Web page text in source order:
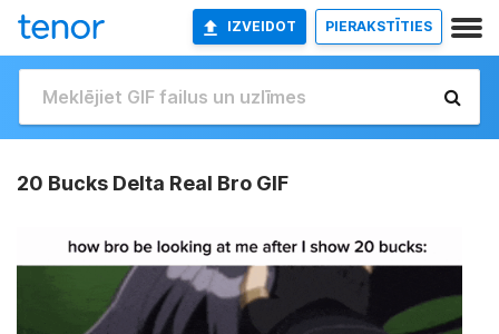
IZVEIDOT PIERAKSTĪTIES
20 Bucks Delta Real Bro GIF